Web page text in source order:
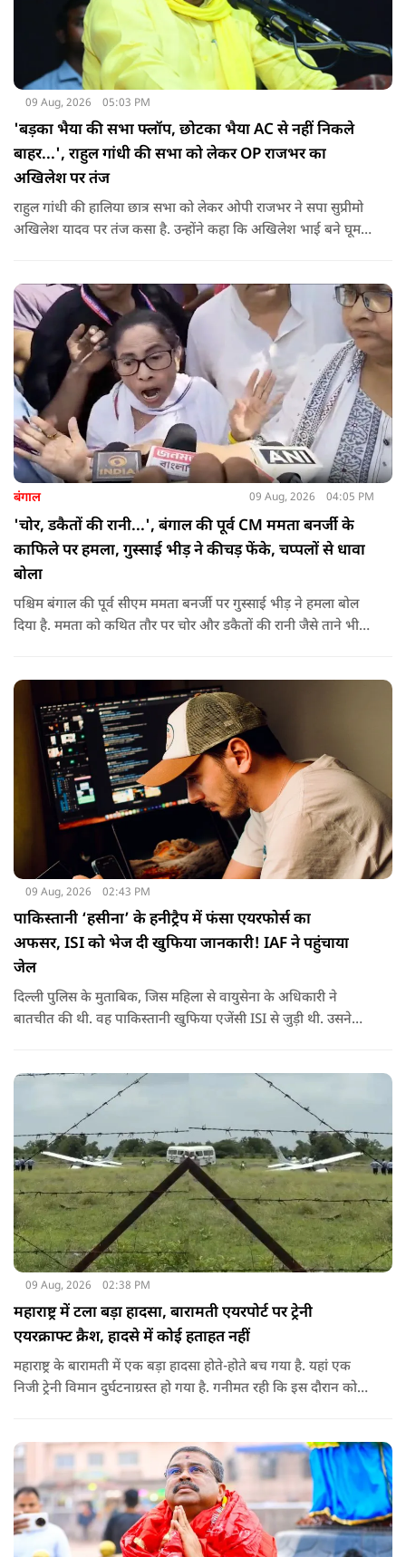
09 Aug, 2026 05:03 PM
'बड़का भैया की सभा फ्लॉप, छोटका भैया AC से नहीं निकले
बाहर...', राहुल गांधी की सभा को लेकर OP राजभर का
अखिलेश पर तंज
राहुल गांधी की हालिया छात्र सभा को लेकर ओपी राजभर ने सपा सुप्रीमो
अखिलेश यादव पर तंज कसा है. उन्होंने कहा कि अखिलेश भाई बने घूम
बंगाल 09 Aug, 2026 04:05 PM
'चोर, डकैतों की रानी...', बंगाल की पूर्व CM ममता बनर्जी के
काफिले पर हमला, गुस्साई भीड़ ने कीचड़ फेंके, चप्पलों से धावा
बोला
पश्चिम बंगाल की पूर्व सीएम ममता बनर्जी पर गुस्साई भीड़ ने हमला बोल
दिया है. ममता को कथित तौर पर चोर और डकैतों की रानी जैसे ताने भी
09 Aug, 2026 02:43 PM
पाकिस्तानी ‘हसीना’ के हनीट्रैप में फंसा एयरफोर्स का
अफसर, ISI को भेज दी खुफिया जानकारी! IAF ने पहुंचाया
जेल
दिल्ली पुलिस के मुताबिक, जिस महिला से वायुसेना के अधिकारी ने
बातचीत की थी. वह पाकिस्तानी खुफिया एजेंसी ISI से जुड़ी थी. उसने
09 Aug, 2026 02:38 PM
महाराष्ट्र में टला बड़ा हादसा, बारामती एयरपोर्ट पर ट्रेनी
एयरक्राफ्ट क्रैश, हादसे में कोई हताहत नहीं
महाराष्ट्र के बारामती में एक बड़ा हादसा होते-होते बच गया है. यहां एक
निजी ट्रेनी विमान दुर्घटनाग्रस्त हो गया है. गनीमत रही कि इस दौरान कोई